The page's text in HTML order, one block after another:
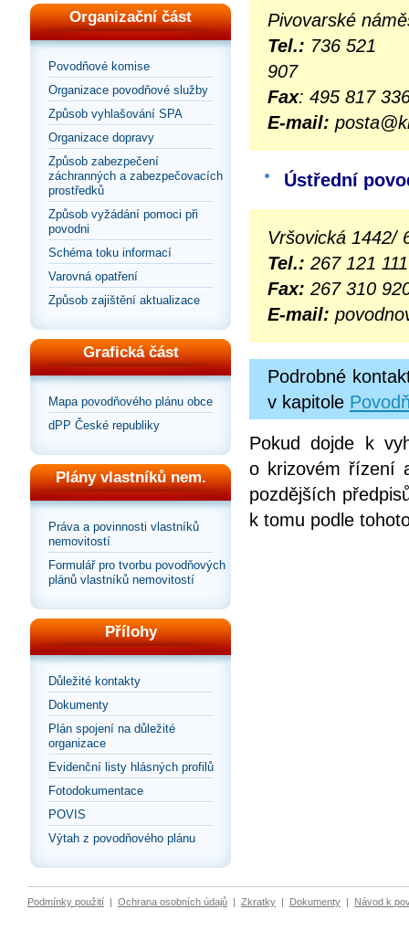
Organizační část
Povodňové komise
Organizace povodňové služby
Způsob vyhlašování SPA
Organizace dopravy
Způsob zabezpečení
záchranných a zabezpečovacích
prostředků
Způsob vyžádání pomoci při
povodni
Schéma toku informací
Varovná opatření
Způsob zajištění aktualizace
Grafická část
Mapa povodňového plánu obce
dPP České republiky
Plány vlastníků nem.
Práva a povinnosti vlastníků
nemovitostí
Formulář pro tvorbu povodňových
plánů vlastníků nemovitostí
Přílohy
Důležité kontakty
Dokumenty
Plán spojení na důležité
organizace
Evidenční listy hlásných profilů
Fotodokumentace
POVIS
Výtah z povodňového plánu
Pivovarské
Tel.: 736 521
Fax: 495 817
E-mail:
Ústřední
Vršovická 1442/
Tel.: 267 121 111
Fax: 267 310
E-mail:
Podrobné
v kapitole
Pokud dojde k
o krizovém řízení
pozdějších
k tomu podle
Podmínky použití | Ochrana osobních údajů | Zkratky | Dokumenty | Návod k